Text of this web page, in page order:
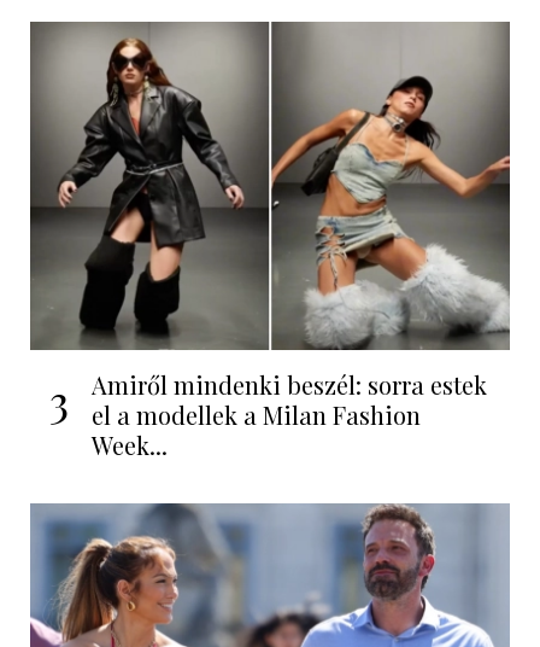
3
Amiről mindenki beszél: sorra estek
el a modellek a Milan Fashion
Week...